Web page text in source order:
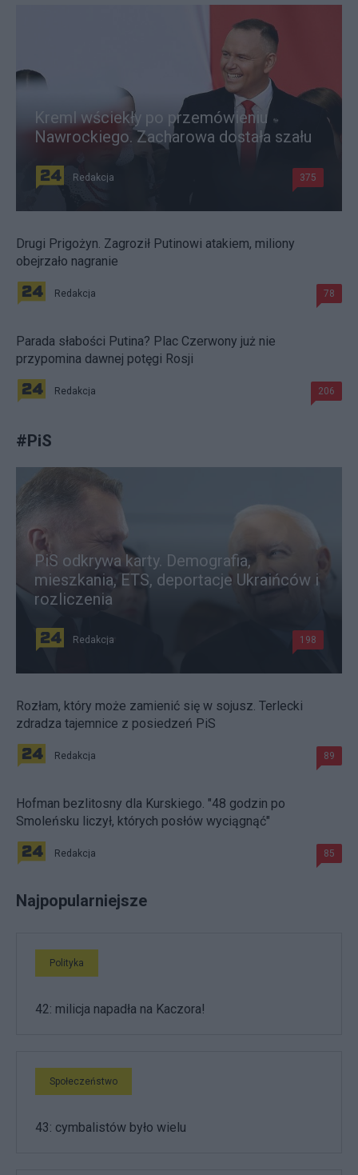
Kreml wściekły po przemówieniu
Nawrockiego. Zacharowa dostała szału
Redakcja 375
Drugi Prigożyn. Zagroził Putinowi atakiem, miliony
obejrzało nagranie
Redakcja 78
Parada słabości Putina? Plac Czerwony już nie
przypomina dawnej potęgi Rosji
Redakcja 206
#PiS
PiS odkrywa karty. Demografia,
mieszkania, ETS, deportacje Ukraińców i
rozliczenia
Redakcja 198
Rozłam, który może zamienić się w sojusz. Terlecki
zdradza tajemnice z posiedzeń PiS
Redakcja 89
Hofman bezlitosny dla Kurskiego. "48 godzin po
Smoleńsku liczył, których posłów wyciągnąć"
Redakcja 85
Najpopularniejsze
Polityka
42: milicja napadła na Kaczora!
Społeczeństwo
43: cymbalistów było wielu